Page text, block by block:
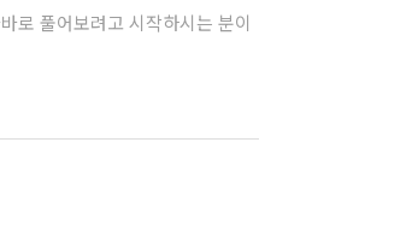
로 풀어보려고 시작하시는 분이